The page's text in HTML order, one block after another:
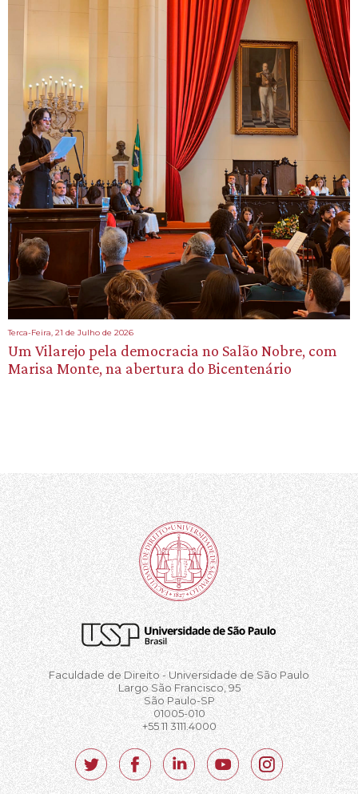
Terca-Feira, 21 de Julho de 2026
Um Vilarejo pela democracia no Salão Nobre, com
Marisa Monte, na abertura do Bicentenário
Faculdade de Direito - Universidade de São Paulo
Largo São Francisco, 95
São Paulo-SP
01005-010
+55 11 3111.4000